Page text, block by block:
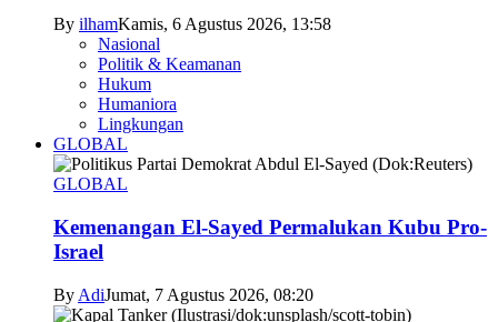
By ilhamKamis, 6 Agustus 2026, 13:58
Nasional
Politik & Keamanan
Hukum
Humaniora
Lingkungan
GLOBAL
GLOBAL
Kemenangan El-Sayed Permalukan Kubu Pro-
Israel
By AdiJumat, 7 Agustus 2026, 08:20